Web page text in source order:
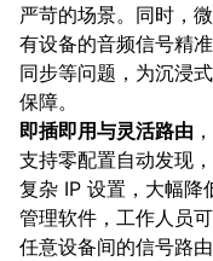
严苛的场景。同时，
有设备的音频信号精
同步等问题，为沉浸
保障。
即插即用与灵活路由
支持零配置自动发现
复杂 IP 设置，大幅
管理软件，工作人员
任意设备间的信号路